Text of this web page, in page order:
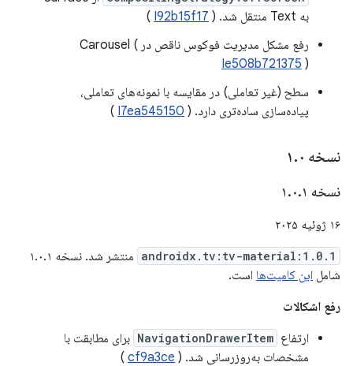
به Text منتقل شد. (
I92b15f17
)
رفع مشکل مدیریت فوکوس ناقص در Carousel (
Ie508b721375 )
سطح (غیر تعاملی) در مقایسه با نمونه‌های تعاملی،
پیاده‌سازی ساده‌تری دارد. ( I7ea545150
)
نسخه ۱ .۰
نسخه ۱ .۰.۱
۱۶ ژوئیه ۲۰۲۵
androidx.tv:tv-material:1.0.1
منتشر شد. نسخه ۱.۰.۱
شامل این کامیت‌ها است.
رفع اشکالات
ارتفاع NavigationDrawerItem برای مطابقت با
مشخصات به‌روزرسانی شد. ( cf9a3ce
)